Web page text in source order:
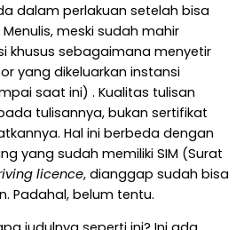
dalam perlakuan setelah bisa
meski sudah mahir
khusus sebagaimana menyetir
yang dikeluarkan instansi
saat ini) . Kualitas tulisan
tulisannya, bukan sertifikat
Hal ini berbeda dengan
yang sudah memiliki SIM (Surat
licence, dianggap sudah bisa
Padahal, belum tentu.